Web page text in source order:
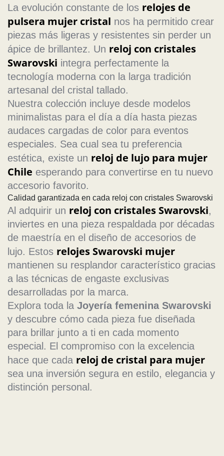
La evolución constante de los relojes de
pulsera mujer cristal nos ha permitido crear
piezas más ligeras y resistentes sin perder un
ápice de brillantez. Un reloj con cristales
Swarovski integra perfectamente la
tecnología moderna con la larga tradición
artesanal del cristal tallado.
Nuestra colección incluye desde modelos
minimalistas para el día a día hasta piezas
audaces cargadas de color para eventos
especiales. Sea cual sea tu preferencia
estética, existe un reloj de lujo para mujer
Chile esperando para convertirse en tu nuevo
accesorio favorito.
Calidad garantizada en cada reloj con cristales Swarovski
Al adquirir un reloj con cristales Swarovski,
inviertes en una pieza respaldada por décadas
de maestría en el diseño de accesorios de
lujo. Estos relojes Swarovski mujer
mantienen su resplandor característico gracias
a las técnicas de engaste exclusivas
desarrolladas por la marca.
Explora toda la Joyería femenina Swarovski
y descubre cómo cada pieza fue diseñada
para brillar junto a ti en cada momento
especial. El compromiso con la excelencia
hace que cada reloj de cristal para mujer
sea una inversión segura en estilo, elegancia y
distinción personal.